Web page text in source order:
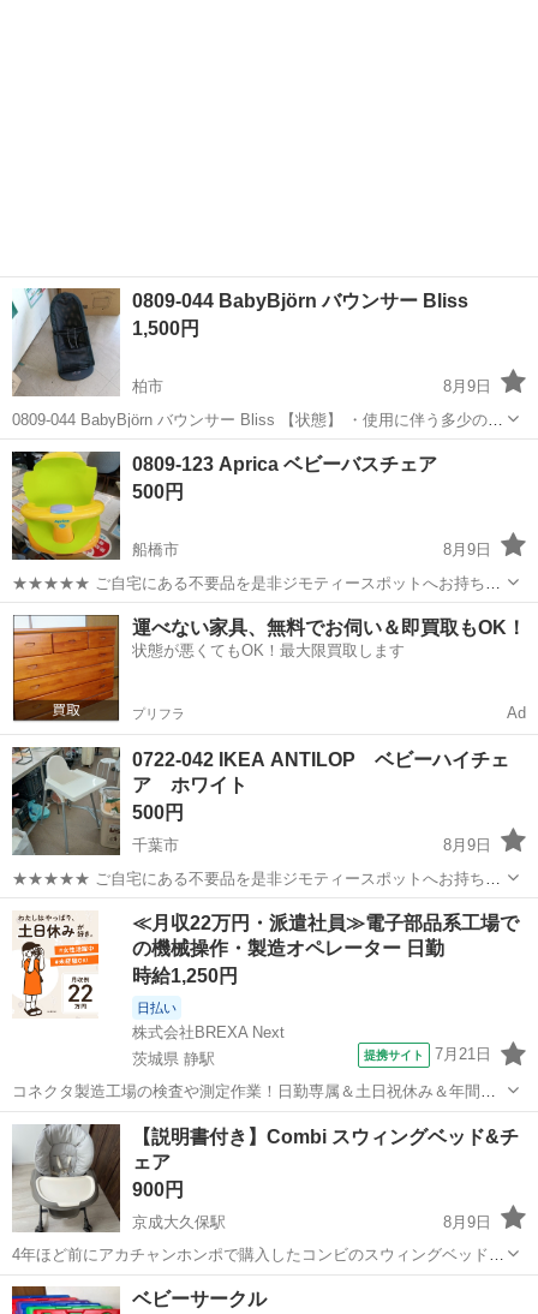
0809-044 BabyBjörn バウンサー Bliss
1,500円
柏市
8月9日
0809-044 BabyBjörn バウンサー Bliss 【状態】 ・使用に伴う多少のス
レ、キズ、落としきれない汚れなどございます ・詳細は現地でご確認
ください ・お値引きは出来かねますのでご了承願います...
千葉 柏市 バウンサー
0809-123 Aprica ベビーバスチェア
500円
船橋市
8月9日
★★★★★ ご自宅にある不要品を是非ジモティースポットへお持ち込
みしませんか？ 家電、趣味・スポーツ・レジャー用品、こども用品、
衣料服飾品、生活雑貨、家具、本、CD・DVDなどが無料でまとめて持
ち込めます！ ※詳細はこ...
千葉 船橋市 ベビー用品 Aprica
運べない家具、無料でお伺い＆即買取もOK！
状態が悪くてもOK！最大限買取します
プリフラ Ad
0722-042 IKEA ANTILOP ベビーハイチェ
ア ホワイト
500円
千葉市
8月9日
★★★★★ ご自宅にある不要品を是非ジモティースポットへお持ち込
みしませんか？ 家電、趣味・スポーツ・レジャー用品、こども用品、
衣料服飾品、生活雑貨、家具、本、CD・DVDなどが無料でまとめて持
ち込めます！ ※詳細はこ...
千葉 千葉市 ベビー用品 ベビーハイチェア
≪月収22万円・派遣社員≫電子部品系工場で
の機械操作・製造オペレーター 日勤
時給1,250円
日払い
株式会社BREXA Next
茨城県 静駅
提携サイト 7月21日
コネクタ製造工場の検査や測定作業！日勤専属＆土日祝休み＆年間休
日128日★クリーンルーム内作業★マイカー通勤OK＆無料駐車場あり
★就業先食堂利用可！日払い制度あり！《茨城県常陸大宮市》 人気の
工場のお仕事 ◇コネクタ製造工...
茨城 常陸大宮市 静駅
【説明書付き】Combi スウィングベッド&チ
ェア
900円
京成大久保駅
8月9日
4年ほど前にアカチャンホンポで購入したコンビのスウィングベッド&
チェアです。 【購入時価格】30,000円ぐらい 【傷などの状態】とくに
目立った傷はありません。一部汚れが有りますが使用に問題ありませ
千葉 習志野市 京成大久保駅
ベビーサークル